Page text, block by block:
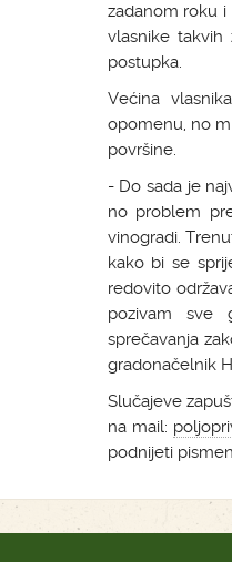
zadanom roku
vlasnike
postupka.
Većina
opomenu, no
površine.
- Do sada je
no problem
vinogradi.
kako bi se
redovito
pozivam sve
sprečavanja
gradonačelnik
Slučajeve
na mail:
podnijeti